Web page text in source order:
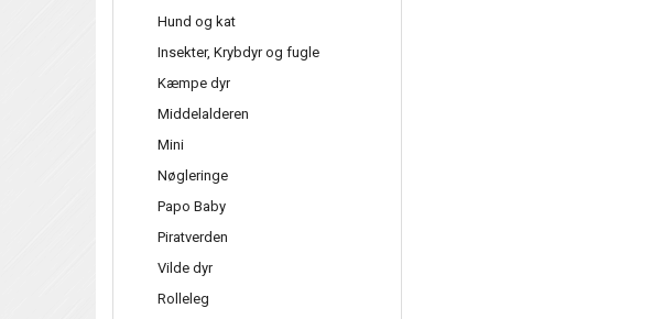
Hund og kat
Insekter, Krybdyr og fugle
Kæmpe dyr
Middelalderen
Mini
Nøgleringe
Papo Baby
Piratverden
Vilde dyr
Rolleleg